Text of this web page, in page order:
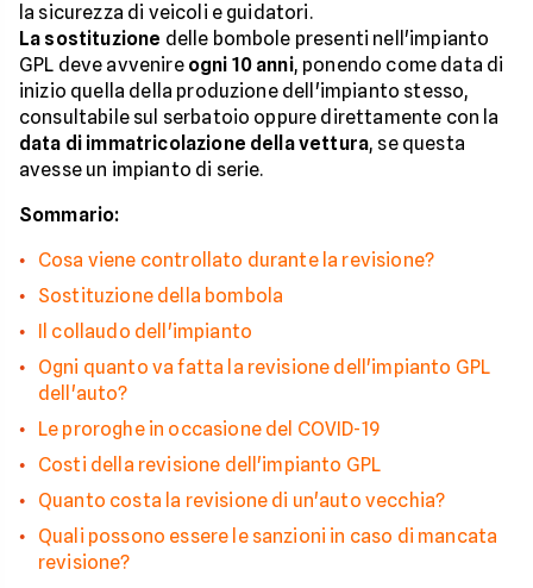
la sicurezza di veicoli e guidatori.
La sostituzione delle bombole presenti nell'impianto
GPL deve avvenire ogni 10 anni, ponendo come data di
inizio quella della produzione dell'impianto stesso,
consultabile sul serbatoio oppure direttamente con la
data di immatricolazione della vettura, se questa
avesse un impianto di serie.
Sommario:
Cosa viene controllato durante la revisione?
Sostituzione della bombola
Il collaudo dell'impianto
Ogni quanto va fatta la revisione dell'impianto GPL
dell'auto?
Le proroghe in occasione del COVID-19
Costi della revisione dell'impianto GPL
Quanto costa la revisione di un'auto vecchia?
Quali possono essere le sanzioni in caso di mancata
revisione?